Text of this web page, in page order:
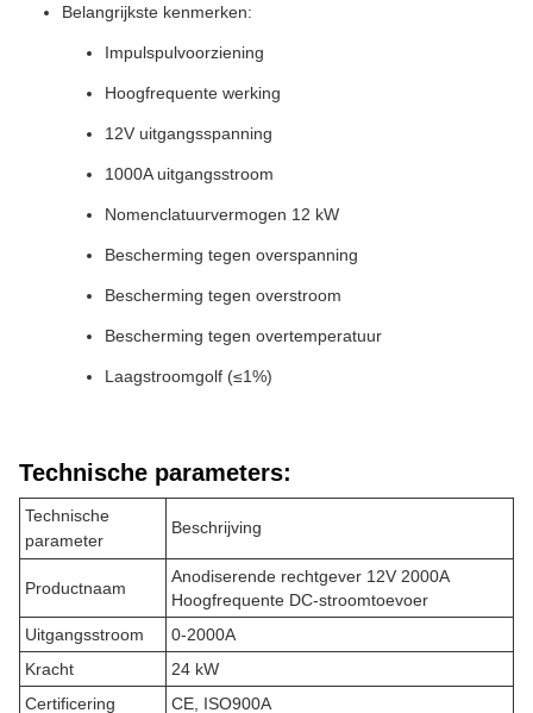
Belangrijkste kenmerken:
Impulspulvoorziening
Hoogfrequente werking
12V uitgangsspanning
1000A uitgangsstroom
Nomenclatuurvermogen 12 kW
Bescherming tegen overspanning
Bescherming tegen overstroom
Bescherming tegen overtemperatuur
Laagstroomgolf (≤1%)
Technische parameters:
Technische
parameter
Beschrijving
Productnaam
Anodiserende rechtgever 12V 2000A
Hoogfrequente DC-stroomtoevoer
Uitgangsstroom
0-2000A
Kracht
24 kW
Certificering
CE, ISO900A